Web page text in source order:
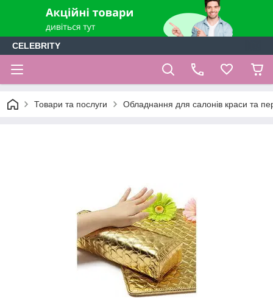
CELEBRITY
Товари та послуги Обладнання для салонів краси та